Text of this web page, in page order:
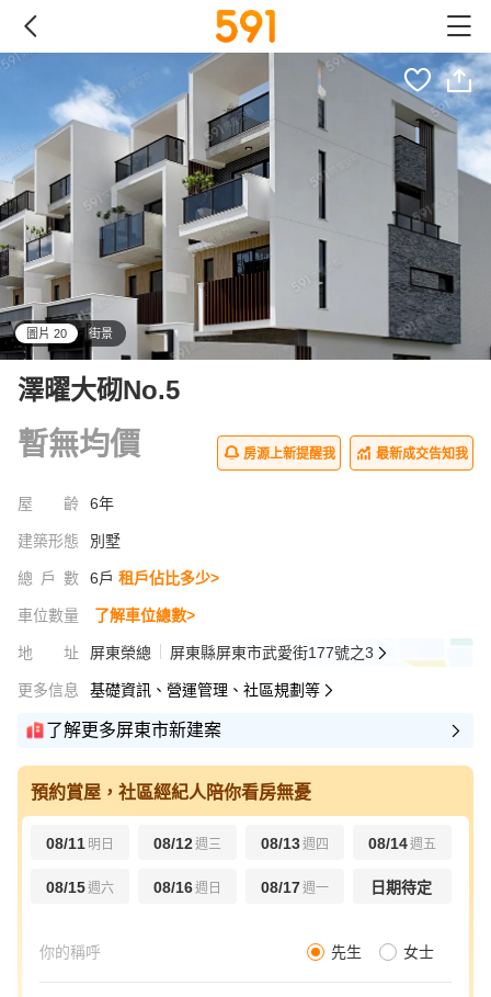
圖片 20 街景
澤曜大砌No.5
暫無均價 房源上新提醒我 最新成交告知我
屋齡 6年
建築形態 別墅
總戶數 6戶 租戶佔比多少>
車位數量 了解車位總數>
地址 屏東榮總 屏東縣屏東市武愛街177號之3
更多信息 基礎資訊、營運管理、社區規劃等
了解更多屏東市新建案
預約賞屋，社區經紀人陪你看房無憂
08/11 明日 08/12週三 08/13週四 08/14週五
08/15週六 08/16週日 08/17週一 日期待定
先生 女士